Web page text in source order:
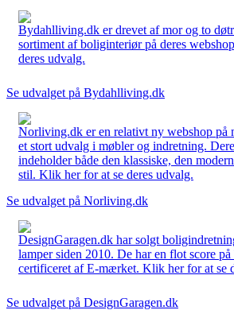
Bydahlliving.dk er drevet af mor og to
sortiment af boliginteriør på deres
deres udvalg.
Se udvalget på Bydahlliving.dk
Norliving.dk er en relativt ny webshop på
et stort udvalg i møbler og indretning.
indeholder både den klassiske, den
stil. Klik her for at se deres udvalg.
Se udvalget på Norliving.dk
DesignGaragen.dk har solgt
lamper siden 2010. De har en flot score
certificeret af E-mærket. Klik her for at se
Se udvalget på DesignGaragen.dk